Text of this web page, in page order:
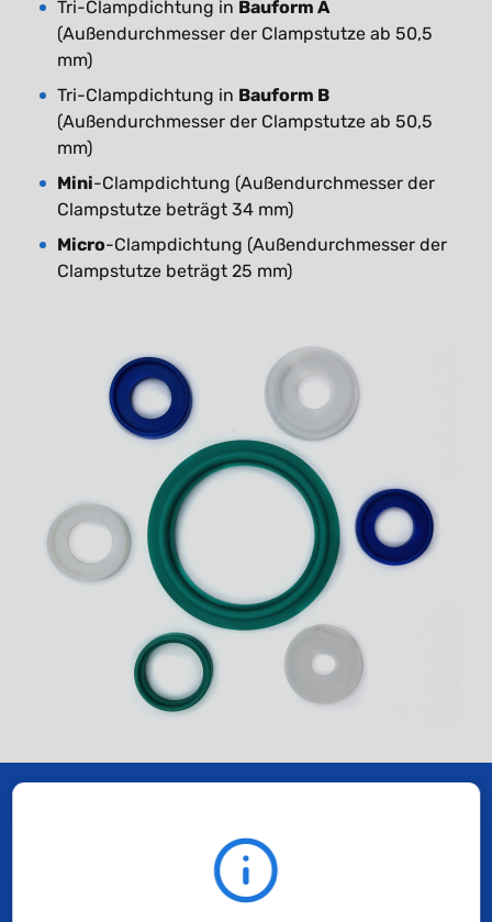
Tri-Clampdichtung in Bauform A
(Außendurchmesser der Clampstutze ab 50,5
mm)
Tri-Clampdichtung in Bauform B
(Außendurchmesser der Clampstutze ab 50,5
mm)
Mini-Clampdichtung (Außendurchmesser der
Clampstutze beträgt 34 mm)
Micro-Clampdichtung (Außendurchmesser der
Clampstutze beträgt 25 mm)
Einsatzgebiete
Die Tri-Clampdichtung dient der Abdichtung bei der